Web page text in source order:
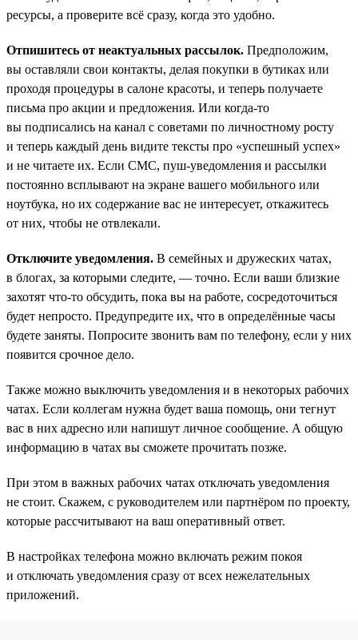
ресурсы, а проверите всё сразу, когда это удобно.
Отпишитесь от неактуальных рассылок. Предположим,
вы оставляли свои контакты, делая покупки в бутиках или
проходя процедуры в салоне красоты, и теперь получаете
письма про акции и предложения. Или когда-то
вы подписались на канал с советами по личностному росту
и теперь каждый день видите тексты про «успешный успех»
и не читаете их. Если СМС, пуш-уведомления и рассылки
постоянно всплывают на экране вашего мобильного или
ноутбука, но их содержание вас не интересует, откажитесь
от них, чтобы не отвлекали.
Отключите уведомления. В семейных и дружеских чатах,
в блогах, за которыми следите, — точно. Если ваши близкие
захотят что-то обсудить, пока вы на работе, сосредоточиться
будет непросто. Предупредите их, что в определённые часы
будете заняты. Попросите звонить вам по телефону, если у них
появится срочное дело.
Также можно выключить уведомления и в некоторых рабочих
чатах. Если коллегам нужна будет ваша помощь, они тегнут
вас в них адресно или напишут личное сообщение. А общую
информацию в чатах вы сможете прочитать позже.
При этом в важных рабочих чатах отключать уведомления
не стоит. Скажем, с руководителем или партнёром по проекту,
которые рассчитывают на ваш оперативный ответ.
В настройках телефона можно включать режим покоя
и отключать уведомления сразу от всех нежелательных
приложений.